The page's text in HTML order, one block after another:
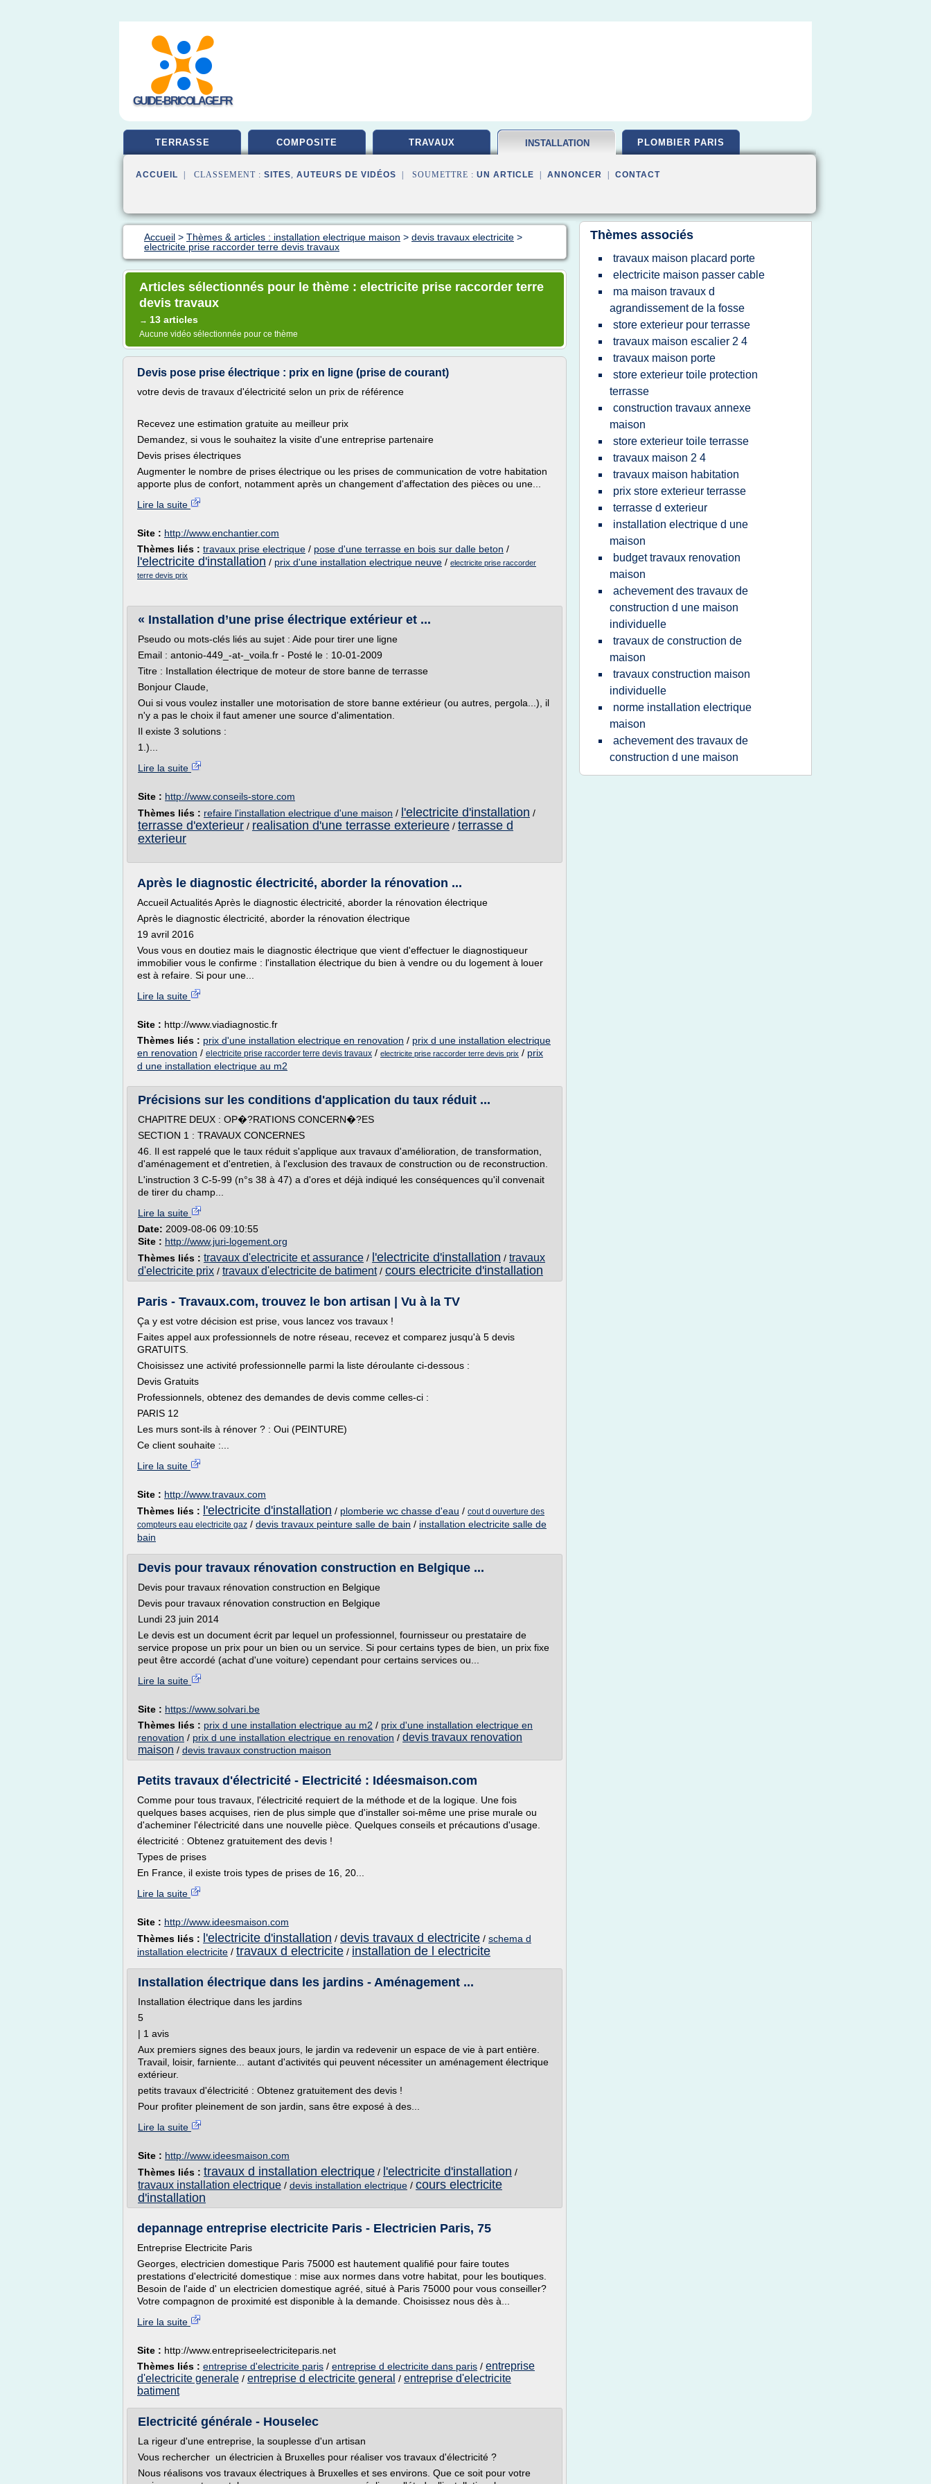
GUIDE-BRICOLAGE.FR
TERRASSE COMPOSITE TRAVAUX INSTALLATION PLOMBIER PARIS
ACCUEIL | CLASSEMENT : SITES, AUTEURS DE VIDÉOS | SOUMETTRE : UN ARTICLE ANNONCER CONTACT
Accueil > Thèmes & articles : installation electrique maison > devis travaux electricite >
electricite prise raccorder terre devis travaux
Articles sélectionnés pour le thème : electricite prise raccorder terre
devis travaux
→ 13 articles
Aucune vidéo sélectionnée pour ce thème
Devis pose prise électrique : prix en ligne (prise de courant)
votre devis de travaux d'électricité selon un prix de référence
Recevez une estimation gratuite au meilleur prix
Demandez, si vous le souhaitez la visite d'une entreprise partenaire
Devis prises électriques
Augmenter le nombre de prises électrique ou les prises de communication de votre habitation
apporte plus de confort, notamment après un changement d'affectation des pièces ou une...
Lire la suite
Site : http://www.enchantier.com
Thèmes liés : travaux prise electrique / pose d'une terrasse en bois sur dalle beton /
l'electricite d'installation / prix d'une installation electrique neuve / electricite prise raccorder
terre devis prix
« Installation d’une prise électrique extérieur et ...
Pseudo ou mots-clés liés au sujet : Aide pour tirer une ligne
Email : antonio-449_-at-_voila.fr - Posté le : 10-01-2009
Titre : Installation électrique de moteur de store banne de terrasse
Bonjour Claude,
Oui si vous voulez installer une motorisation de store banne extérieur (ou autres, pergola...), il
n'y a pas le choix il faut amener une source d'alimentation.
Il existe 3 solutions :
1.)...
Lire la suite
Site : http://www.conseils-store.com
Thèmes liés : refaire l'installation electrique d'une maison / l'electricite d'installation /
terrasse d'exterieur / realisation d'une terrasse exterieure / terrasse d
exterieur
Après le diagnostic électricité, aborder la rénovation ...
Accueil Actualités Après le diagnostic électricité, aborder la rénovation électrique
Après le diagnostic électricité, aborder la rénovation électrique
19 avril 2016
Vous vous en doutiez mais le diagnostic électrique que vient d'effectuer le diagnostiqueur
immobilier vous le confirme : l'installation électrique du bien à vendre ou du logement à louer
est à refaire. Si pour une...
Lire la suite
Site : http://www.viadiagnostic.fr
Thèmes liés : prix d'une installation electrique en renovation / prix d une installation electrique
en renovation / electricite prise raccorder terre devis travaux / electricite prise raccorder terre devis prix / prix
d une installation electrique au m2
Précisions sur les conditions d'application du taux réduit ...
CHAPITRE DEUX : OP�?RATIONS CONCERN�?ES
SECTION 1 : TRAVAUX CONCERNES
46. Il est rappelé que le taux réduit s'applique aux travaux d'amélioration, de transformation,
d'aménagement et d'entretien, à l'exclusion des travaux de construction ou de reconstruction.
L'instruction 3 C-5-99 (n°s 38 à 47) a d'ores et déjà indiqué les conséquences qu'il convenait
de tirer du champ...
Lire la suite
Date: 2009-08-06 09:10:55
Site : http://www.juri-logement.org
Thèmes liés : travaux d'electricite et assurance / l'electricite d'installation / travaux
d'electricite prix / travaux d'electricite de batiment/ cours electricite d'installation
Paris - Travaux.com, trouvez le bon artisan | Vu à la TV
Ça y est votre décision est prise, vous lancez vos travaux !
Faites appel aux professionnels de notre réseau, recevez et comparez jusqu'à 5 devis
GRATUITS.
Choisissez une activité professionnelle parmi la liste déroulante ci-dessous :
Devis Gratuits
Professionnels, obtenez des demandes de devis comme celles-ci :
PARIS 12
Les murs sont-ils à rénover ? : Oui (PEINTURE)
Ce client souhaite :...
Lire la suite
Site : http://www.travaux.com
Thèmes liés :
l'electricite d'installation / plomberie wc chasse d'eau / cout d ouverture des
compteurs eau electricite gaz / devis travaux peinture salle de bain / installation electricite salle de
bain
Devis pour travaux rénovation construction en Belgique ...
Devis pour travaux rénovation construction en Belgique
Devis pour travaux rénovation construction en Belgique
Lundi 23 juin 2014
Le devis est un document écrit par lequel un professionnel, fournisseur ou prestataire de
service propose un prix pour un bien ou un service. Si pour certains types de bien, un prix fixe
peut être accordé (achat d'une voiture) cependant pour certains services ou...
Lire la suite
Site : https://www.solvari.be
Thèmes liés : prix d une installation electrique au m2 / prix d'une installation electrique en
renovation / prix d une installation electrique en renovation / devis travaux renovation
maison / devis travaux construction maison
Petits travaux d'électricité - Electricité : Idéesmaison.com
Comme pour tous travaux, l'électricité requiert de la méthode et de la logique. Une fois
quelques bases acquises, rien de plus simple que d'installer soi-même une prise murale ou
d'acheminer l'électricité dans une nouvelle pièce. Quelques conseils et précautions d'usage.
électricité : Obtenez gratuitement des devis !
Types de prises
En France, il existe trois types de prises de 16, 20...
Lire la suite
Site : http://www.ideesmaison.com
Thèmes liés :
l'electricite d'installation / devis travaux d electricite / schema d
installation electricite / travaux d electricite / installation de l electricite
Installation électrique dans les jardins - Aménagement ...
Installation électrique dans les jardins
5
| 1 avis
Aux premiers signes des beaux jours, le jardin va redevenir un espace de vie à part entière.
Travail, loisir, farniente... autant d'activités qui peuvent nécessiter un aménagement électrique
extérieur.
petits travaux d'électricité : Obtenez gratuitement des devis !
Pour profiter pleinement de son jardin, sans être exposé à des...
Lire la suite
Site : http://www.ideesmaison.com
Thèmes liés : travaux d installation electrique / l'electricite d'installation /
travaux installation electrique / devis installation electrique / cours electricite
d'installation
depannage entreprise electricite Paris - Electricien Paris, 75
Entreprise Electricite Paris
Georges, electricien domestique Paris 75000 est hautement qualifié pour faire toutes
prestations d'electricité domestique : mise aux normes dans votre habitat, pour les boutiques.
Besoin de l'aide d' un electricien domestique agréé, situé à Paris 75000 pour vous conseiller?
Votre compagnon de proximité est disponible à la demande. Choisissez nous dès à...
Lire la suite
Site : http://www.entrepriseelectriciteparis.net
Thèmes liés : entreprise d'electricite paris / entreprise d electricite dans paris / entreprise
d'electricite generale / entreprise d electricite general / entreprise d'electricite
batiment
Electricité générale - Houselec
La rigeur d'une entreprise, la souplesse d'un artisan
Vous rechercher un électricien à Bruxelles pour réaliser vos travaux d'électricité ?
Nous réalisons vos travaux électriques à Bruxelles et ses environs. Que ce soit pour votre
Thèmes associés
travaux maison placard porte
electricite maison passer cable
ma maison travaux d
agrandissement de la fosse
store exterieur pour terrasse
travaux maison escalier 2 4
travaux maison porte
store exterieur toile protection
terrasse
construction travaux annexe
maison
store exterieur toile terrasse
travaux maison 2 4
travaux maison habitation
prix store exterieur terrasse
terrasse d exterieur
installation electrique d une
maison
budget travaux renovation
maison
achevement des travaux de
construction d une maison
individuelle
travaux de construction de
maison
travaux construction maison
individuelle
norme installation electrique
maison
achevement des travaux de
construction d une maison